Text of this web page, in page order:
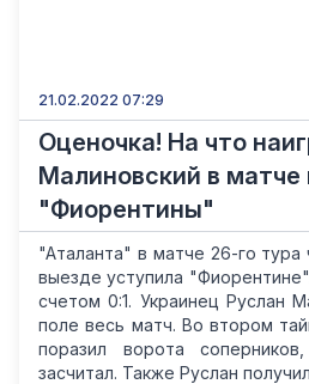
21.02.2022 07:29
Оценочка! На что
Малиновский в матче
"Фиорентины"
"Аталанта" в матче 26-го тура
выезде уступила
счетом 0:1. Украинец Руслан
поле весь матч. Во втором
поразил ворота
засчитал. Также Руслан